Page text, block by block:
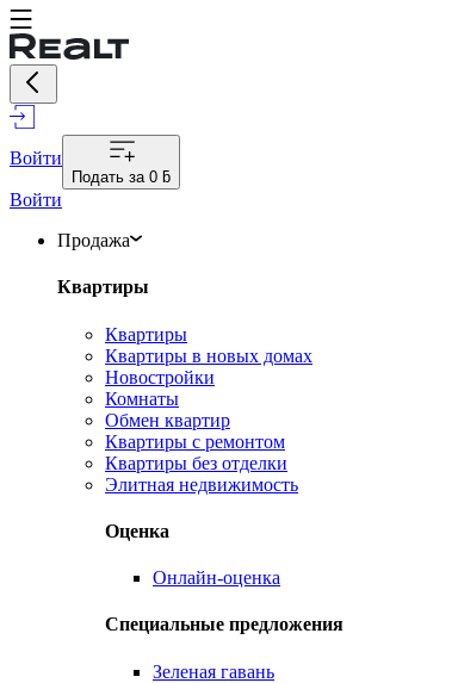
Войти
Подать за 0 ƃ
Войти
Продажа
Квартиры
Квартиры
Квартиры в новых домах
Новостройки
Комнаты
Обмен квартир
Квартиры с ремонтом
Квартиры без отделки
Элитная недвижимость
Оценка
Онлайн-оценка
Специальные предложения
Зеленая гавань